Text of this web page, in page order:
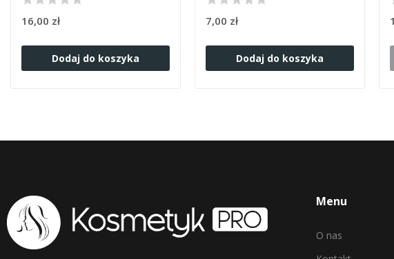
16,00 zł
Dodaj do koszyka
7,00 zł
Dodaj do koszyka
Menu
O nas